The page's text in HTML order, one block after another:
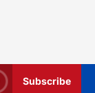
Subscribe